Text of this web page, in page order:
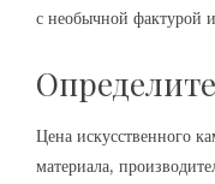
с необычной фактурой
Цена искусственного
материала,